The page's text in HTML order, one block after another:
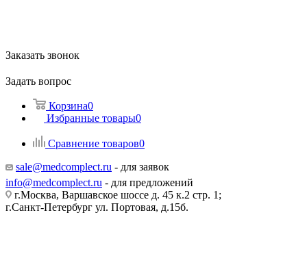
Заказать звонок
Задать вопрос
Корзина0
Избранные товары0
Сравнение товаров0
sale@medcomplect.ru - для заявок
info@medcomplect.ru - для предложений
г.Москва, Варшавское шоссе д. 45 к.2 стр. 1;
г.Санкт-Петербург ул. Портовая, д.15б.